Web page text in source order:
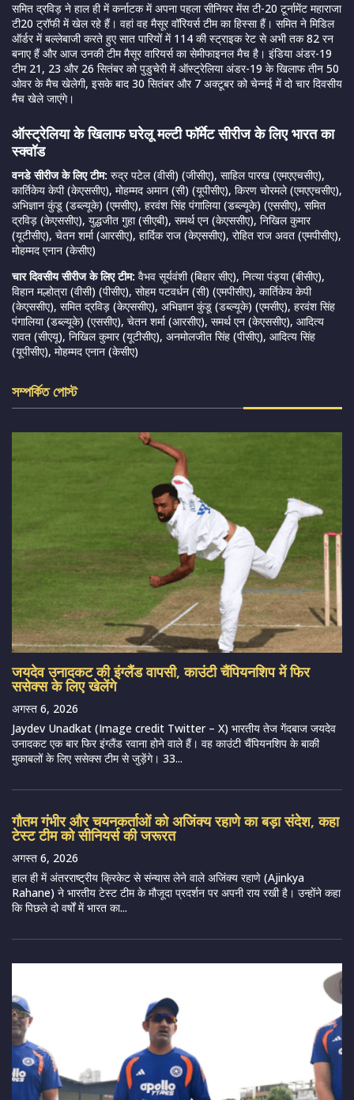
समित द्रविड़ ने हाल ही में कर्नाटक में अपना पहला सीनियर मेंस टी-20 टूर्नामेंट महाराजा
टी20 ट्रॉफी में खेल रहे हैं। वहां वह मैसूर वॉरियर्स टीम का हिस्सा हैं। समित ने मिडिल
ऑर्डर में बल्लेबाजी करते हुए सात पारियों में 114 की स्ट्राइक रेट से अभी तक 82 रन
बनाए हैं और आज उनकी टीम मैसूर वारियर्स का सेमीफाइनल मैच है। इंडिया अंडर-19
टीम 21, 23 और 26 सितंबर को पुडुचेरी में ऑस्ट्रेलिया अंडर-19 के खिलाफ तीन 50
ओवर के मैच खेलेगी, इसके बाद 30 सितंबर और 7 अक्टूबर को चेन्नई में दो चार दिवसीय
मैच खेले जाएंगे।
ऑस्ट्रेलिया के खिलाफ घरेलू मल्टी फॉर्मेट सीरीज के लिए भारत का
स्क्वॉड
वनडे सीरीज के लिए टीम: रुद्र पटेल (वीसी) (जीसीए), साहिल पारख (एमएएचसीए),
कार्तिकेय केपी (केएससीए), मोहम्मद अमान (सी) (यूपीसीए), किरण चोरमले (एमएएचसीए),
अभिज्ञान कुंडू (डब्ल्यूके) (एमसीए), हरवंश सिंह पंगालिया (डब्ल्यूके) (एससीए), समित
द्रविड़ (केएससीए), युद्धजीत गुहा (सीएबी), समर्थ एन (केएससीए), निखिल कुमार
(यूटीसीए), चेतन शर्मा (आरसीए), हार्दिक राज (केएससीए), रोहित राज अवत (एमपीसीए),
मोहम्मद एनान (केसीए)
चार दिवसीय सीरीज के लिए टीम: वैभव सूर्यवंशी (बिहार सीए), नित्या पंड्या (बीसीए),
विहान मल्होत्रा ​​(वीसी) (पीसीए), सोहम पटवर्धन (सी) (एमपीसीए), कार्तिकेय केपी
(केएससीए), समित द्रविड़ (केएससीए), अभिज्ञान कुंडू (डब्ल्यूके) (एमसीए), हरवंश सिंह
पंगालिया (डब्ल्यूके) (एससीए), चेतन शर्मा (आरसीए), समर्थ एन (केएससीए), आदित्य
रावत (सीएयू), निखिल कुमार (यूटीसीए), अनमोलजीत सिंह (पीसीए), आदित्य सिंह
(यूपीसीए), मोहम्मद एनान (केसीए)
সম্পর্কিত পোস্ট
जयदेव उनादकट की इंग्लैंड वापसी, काउंटी चैंपियनशिप में फिर
ससेक्स के लिए खेलेंगे
अगस्त 6, 2026
Jaydev Unadkat (Image credit Twitter – X) भारतीय तेज गेंदबाज जयदेव
उनादकट एक बार फिर इंग्लैंड रवाना होने वाले हैं। वह काउंटी चैंपियनशिप के बाकी
मुकाबलों के लिए ससेक्स टीम से जुड़ेंगे। 33...
गौतम गंभीर और चयनकर्ताओं को अजिंक्य रहाणे का बड़ा संदेश, कहा
टेस्ट टीम को सीनियर्स की जरूरत
अगस्त 6, 2026
हाल ही में अंतरराष्ट्रीय क्रिकेट से संन्यास लेने वाले अजिंक्य रहाणे (Ajinkya
Rahane) ने भारतीय टेस्ट टीम के मौजूदा प्रदर्शन पर अपनी राय रखी है। उन्होंने कहा
कि पिछले दो वर्षों में भारत का...